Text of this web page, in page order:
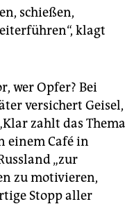
schießen,
klagt
wer Opfer? Bei
versichert Geisel,
zahlt das Thema
einem Café in
„zur
zu motivieren,
Stopp aller